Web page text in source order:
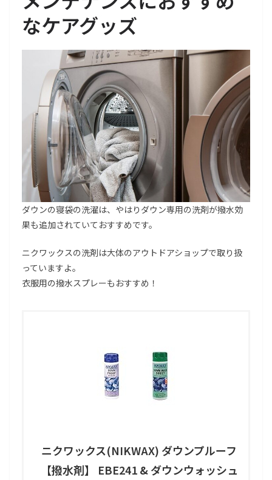
なケアグッズ
ダウンの寝袋の洗濯は、やはりダウン専用の洗剤が撥水効
果も追加されていておすすめです。
ニクワックスの洗剤は大体のアウトドアショップで取り扱
っていますよ。
衣服用の撥水スプレーもおすすめ！
ニクワックス(NIKWAX) ダウンプルーフ
【撥水剤】 EBE241 & ダウンウォッシュ